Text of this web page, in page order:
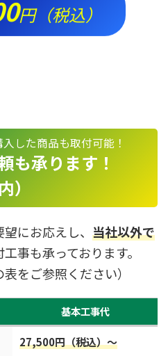
円（税込）
した商品も取付可能！
も承ります！
）
にお応えし、 当社以外で
事も承っております。
をご参照ください）
基本工事代
27,500円（税込）～